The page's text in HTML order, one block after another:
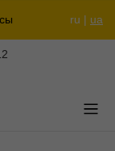
ru | ua